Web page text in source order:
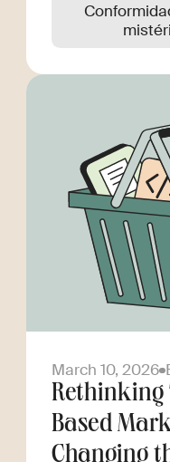
March 10, 2026
Rethinking
Based